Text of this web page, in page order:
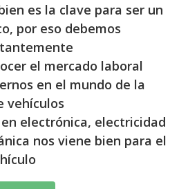
es la clave para ser un
por eso debemos
el mercado laboral
en el mundo de la
vehículos
electrónica, electricidad
nos viene bien para el